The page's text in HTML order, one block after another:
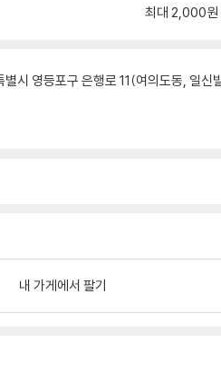
최대 2,000원
별시 영등포구 은행로 11(여의도동, 일신
내 가게에서 팔기